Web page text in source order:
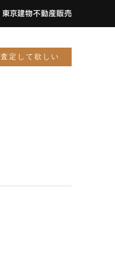
査定して欲しい